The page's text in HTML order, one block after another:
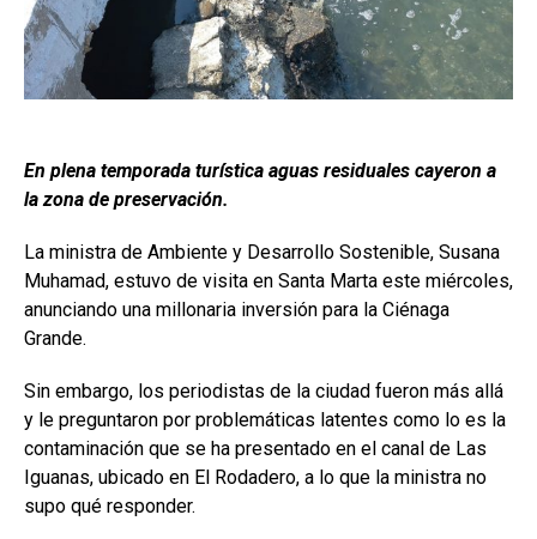
En plena temporada turística aguas residuales cayeron a
la zona de preservación.
La ministra de Ambiente y Desarrollo Sostenible, Susana
Muhamad, estuvo de visita en Santa Marta este miércoles,
anunciando una millonaria inversión para la Ciénaga
Grande.
Sin embargo, los periodistas de la ciudad fueron más allá
y le preguntaron por problemáticas latentes como lo es la
contaminación que se ha presentado en el canal de Las
Iguanas, ubicado en El Rodadero, a lo que la ministra no
supo qué responder.